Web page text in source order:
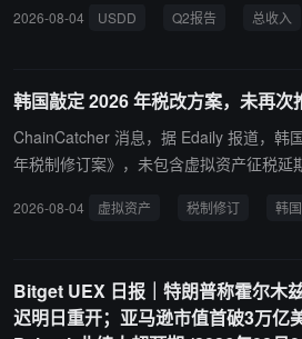
元，金库余额为763万美元，总金库余额
基础设施。 另据官网数据，当前 USDD 的供应量为15.9亿美元， TV
L 为22.8亿美元， Smart Allocator 已累计
400 万美元。
2026-08-04 USDD Q2报告 总收入
韩国敲定 2026 年税改方案，未再次
ChainCatcher 消息，据 Edaily 报道，韩
年税制修订案》，未包含虚拟资产征税延
次申报在 2028 年 5 月。 此前该征税已三次推迟，在野党已提出废除
2026-08-04 虚拟资产 税制修订 韩国
Bitget UEX 日报｜特朗普称霍尔木
迟明日重开；亚马逊市值首破3万亿